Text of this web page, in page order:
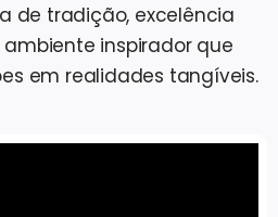
de tradição, excelência
inspirador que
em realidades tangíveis.